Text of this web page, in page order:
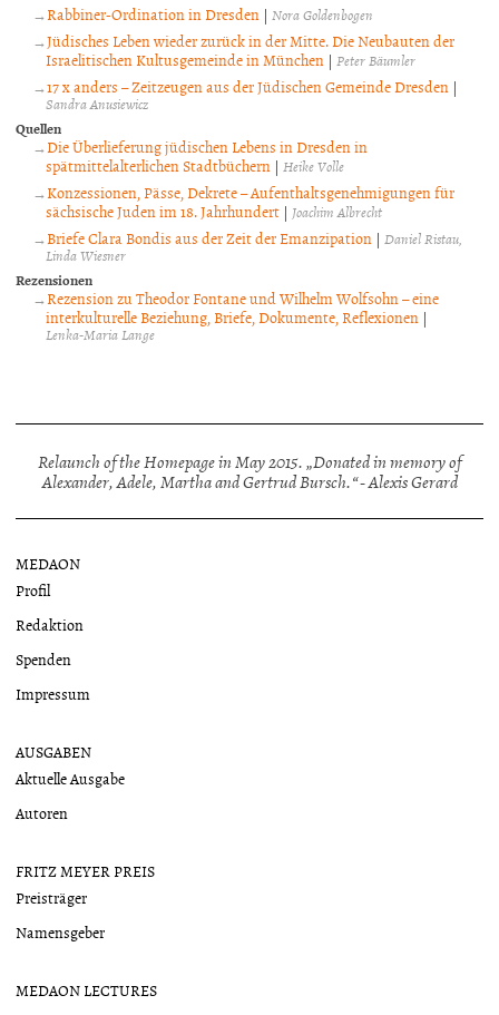
Rabbiner-Ordination in Dresden |Nora Goldenbogen
Jüdisches Leben wieder zurück in der Mitte. Die Neubauten der
Israelitischen Kultusgemeinde in München | Peter Bäumler
17 x anders – Zeitzeugen aus der Jüdischen Gemeinde Dresden |
Sandra Anusiewicz
Quellen
Die Überlieferung jüdischen Lebens in Dresden in
spätmittelalterlichen Stadtbüchern | Heike Volle
Konzessionen, Pässe, Dekrete – Aufenthaltsgenehmigungen für
sächsische Juden im 18. Jahrhundert | Joachim Albrecht
Briefe Clara Bondis aus der Zeit der Emanzipation |Daniel Ristau
Linda Wiesner
Rezensionen
Rezension zu Theodor Fontane und Wilhelm Wolfsohn – eine
interkulturelle Beziehung, Briefe, Dokumente, Reflexionen |
Lenka-Maria Lange
Relaunch of the Homepage in May 2015. „Donated in memory of
Alexander, Adele, Martha and Gertrud Bursch.“ - Alexis Gerard
MEDAON
Profil
Redaktion
Spenden
Impressum
AUSGABEN
Aktuelle Ausgabe
Autoren
FRITZ MEYER PREIS
Preisträger
Namensgeber
MEDAON LECTURES